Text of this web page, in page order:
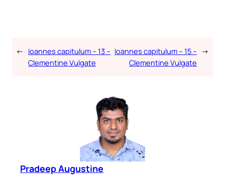
← Ioannes capitulum – 13 –
Clementine Vulgate
Ioannes capitulum – 15 –
Clementine Vulgate
→
Pradeep Augustine
audio Bible — all in one
No Thanks